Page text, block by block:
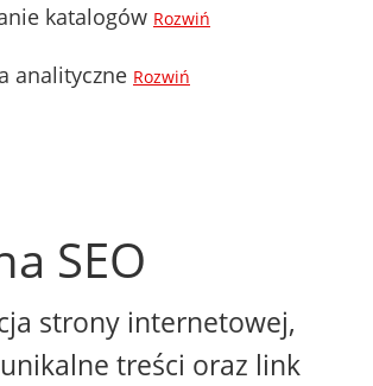
katalogów Rozwiń
analityczne Rozwiń
SEO
strony internetowej,
treści oraz link